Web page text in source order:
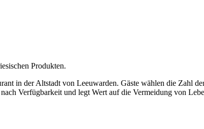
Produkten.
in der Altstadt von Leeuwarden. Gäste wählen die Zahl
Verfügbarkeit und legt Wert auf die Vermeidung von